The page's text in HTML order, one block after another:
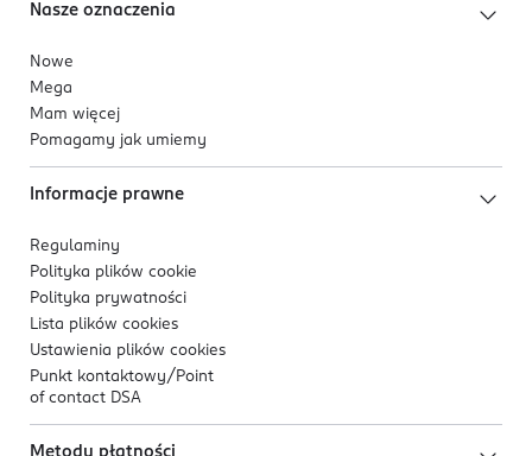
Nasze oznaczenia
Nowe
Mega
Mam więcej
Pomagamy jak umiemy
Informacje prawne
Regulaminy
Polityka plików cookie
Polityka prywatności
Lista plików cookies
Ustawienia plików cookies
Punkt kontaktowy/ Point
of contact DSA
Metody płatności